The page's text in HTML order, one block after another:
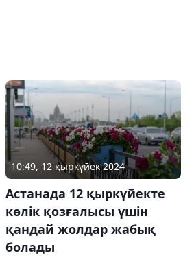
10:49, 12 қыркүйек 2024
Астанада 12 қыркүйекте
көлік қозғалысы үшін
қандай жолдар жабық
болады